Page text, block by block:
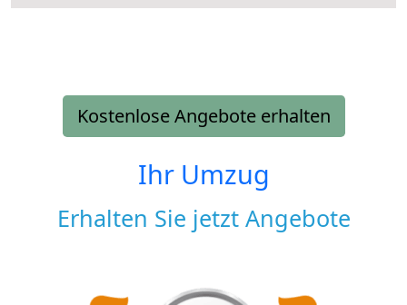
Kostenlose Angebote erhalten
Ihr Umzug
Erhalten Sie jetzt Angebote